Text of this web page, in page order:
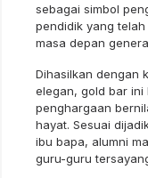
sebagai simbol
pendidik yang
masa depan
Dihasilkan dengan
elegan, gold bar ini
penghargaan
hayat. Sesuai
ibu bapa, alumni
guru-guru